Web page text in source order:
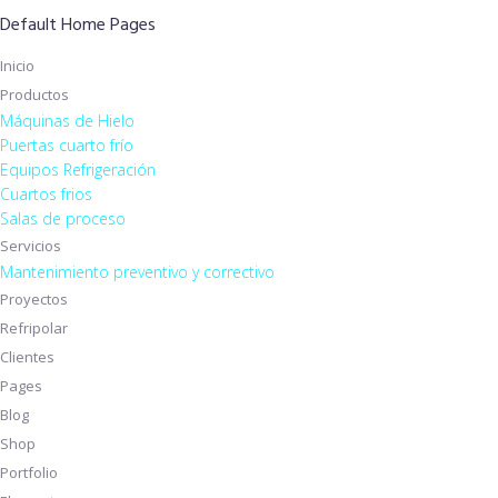
Default Home Pages
Inicio
Productos
Máquinas de Hielo
Puertas cuarto frío
Equipos Refrigeración
Cuartos frios
Salas de proceso
Servicios
Mantenimiento preventivo y correctivo
Proyectos
Refripolar
Clientes
Pages
Blog
Shop
Portfolio